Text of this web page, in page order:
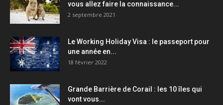
vous allez faire la connaissance...
2 septembre 2021
Le Working Holiday Visa : le passeport pour
une année en...
18 février 2022
Grande Barrière de Corail : les 10 îles qui
vont vous...